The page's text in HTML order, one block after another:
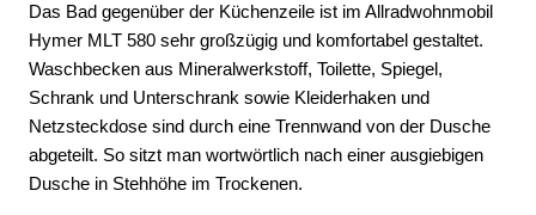
Das Bad gegenüber der Küchenzeile ist im Allradwohnmobil
Hymer MLT 580 sehr großzügig und komfortabel gestaltet.
Waschbecken aus Mineralwerkstoff, Toilette, Spiegel,
Schrank und Unterschrank sowie Kleiderhaken und
Netzsteckdose sind durch eine Trennwand von der Dusche
abgeteilt. So sitzt man wortwörtlich nach einer ausgiebigen
Dusche in Stehhöhe im Trockenen.